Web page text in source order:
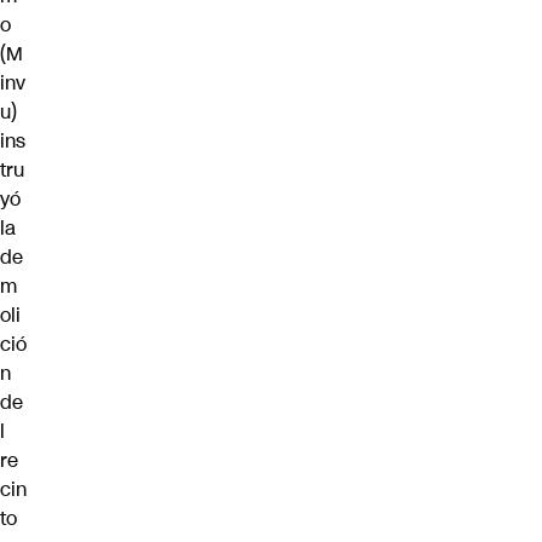
o
(M
inv
u)
ins
tru
yó
la
de
m
oli
ció
n
de
l
re
cin
to